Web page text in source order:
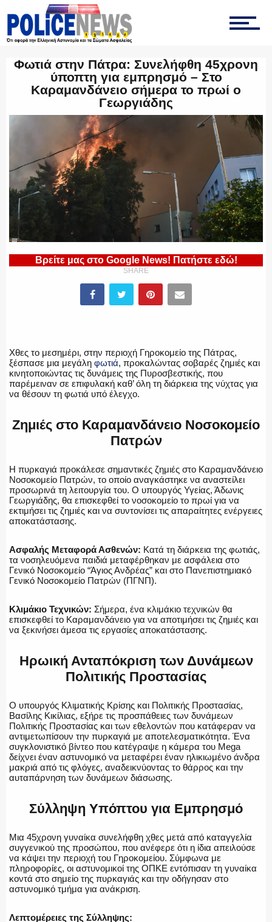
ΕΚΑΜ
ΥΑΤ/ΥΜΕΤ
ΕΛΛΗΝΙΚΗ ΑΣΤΥΝΟΜΙΑ
ΠΥΡΟΣΒΕΣΤΙΚΗ
ΕΝΟΠΛΕΣ ΔΥΝΑΜΕΙΣ
ΟΠΛΑ/ΕΞΟΠΛΙΣΜΟΣ
ΟΜΑΔΕΣ ΕΛ.ΑΣ.
Φωτιά στην Πάτρα: Συνελήφθη 45χρονη
ύποπτη για εμπρησμό – Στο
Καραμανδάνειο σήμερα το πρωί ο
Γεωργιάδης
Βρείτε μας στο Google News! Πατήστε εδώ!
SHARE
Χθες το μεσημέρι, στην περιοχή Γηροκομείο της Πάτρας,
ξέσπασε μια μεγάλη φωτιά, προκαλώντας σοβαρές ζημιές και
κινητοποιώντας τις δυνάμεις της Πυροσβεστικής, που
παρέμειναν σε επιφυλακή καθ’ όλη τη διάρκεια της νύχτας για
να θέσουν τη φωτιά υπό έλεγχο.
Ζημιές στο Καραμανδάνειο Νοσοκομείο
Πατρών
Η πυρκαγιά προκάλεσε σημαντικές ζημιές στο Καραμανδάνειο
Νοσοκομείο Πατρών, το οποίο αναγκάστηκε να αναστείλει
προσωρινά τη λειτουργία του. Ο υπουργός Υγείας, Άδωνις
Γεωργιάδης, θα επισκεφθεί το νοσοκομείο το πρωί για να
εκτιμήσει τις ζημιές και να συντονίσει τις απαραίτητες ενέργειες
αποκατάστασης.
Ασφαλής Μεταφορά Ασθενών: Κατά τη διάρκεια της φωτιάς,
τα νοσηλευόμενα παιδιά μεταφέρθηκαν με ασφάλεια στο
Γενικό Νοσοκομείο “Άγιος Ανδρέας” και στο Πανεπιστημιακό
Γενικό Νοσοκομείο Πατρών (ΠΓΝΠ).
Κλιμάκιο Τεχνικών: Σήμερα, ένα κλιμάκιο τεχνικών θα
επισκεφθεί το Καραμανδάνειο για να αποτιμήσει τις ζημιές και
να ξεκινήσει άμεσα τις εργασίες αποκατάστασης.
Ηρωική Ανταπόκριση των Δυνάμεων
Πολιτικής Προστασίας
Ο υπουργός Κλιματικής Κρίσης και Πολιτικής Προστασίας,
Βασίλης Κικίλιας, εξήρε τις προσπάθειες των δυνάμεων
Πολιτικής Προστασίας και των εθελοντών που κατάφεραν να
αντιμετωπίσουν την πυρκαγιά με αποτελεσματικότητα. Ένα
συγκλονιστικό βίντεο που κατέγραψε η κάμερα του Mega
δείχνει έναν αστυνομικό να μεταφέρει έναν ηλικιωμένο άνδρα
μακριά από τις φλόγες, αναδεικνύοντας το θάρρος και την
αυταπάρνηση των δυνάμεων διάσωσης.
Σύλληψη Υπόπτου για Εμπρησμό
Μια 45χρονη γυναίκα συνελήφθη χθες μετά από καταγγελία
συγγενικού της προσώπου, που ανέφερε ότι η ίδια απειλούσε
να κάψει την περιοχή του Γηροκομείου. Σύμφωνα με
πληροφορίες, οι αστυνομικοί της ΟΠΚΕ εντόπισαν τη γυναίκα
κοντά στο σημείο της πυρκαγιάς και την οδήγησαν στο
αστυνομικό τμήμα για ανάκριση.
Λεπτομέρειες της Σύλληψης: